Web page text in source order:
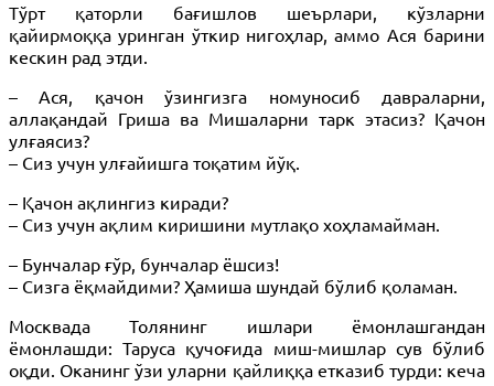
Тўрт қаторли бағишлов шеърлари, кўзларни
қайирмоққа уринган ўткир нигоҳлар, аммо Ася барини
кескин рад этди.
– Ася, қачон ўзингизга номуносиб давраларни,
аллақандай Гриша ва Мишаларни тарк этасиз? Қачон
улғаясиз?
– Сиз учун улғайишга тоқатим йўқ.
– Қачон ақлингиз киради?
– Сиз учун ақлим киришини мутлақо хоҳламайман.
– Бунчалар ғўр, бунчалар ёшсиз!
– Сизга ёқмайдими? Ҳамиша шундай бўлиб қоламан.
Москвада Толянинг ишлари ёмонлашгандан
ёмонлашди: Таруса қучоғида миш-мишлар сув бўлиб
оқди. Оканинг ўзи уларни қайлиққа етказиб турди: кеча